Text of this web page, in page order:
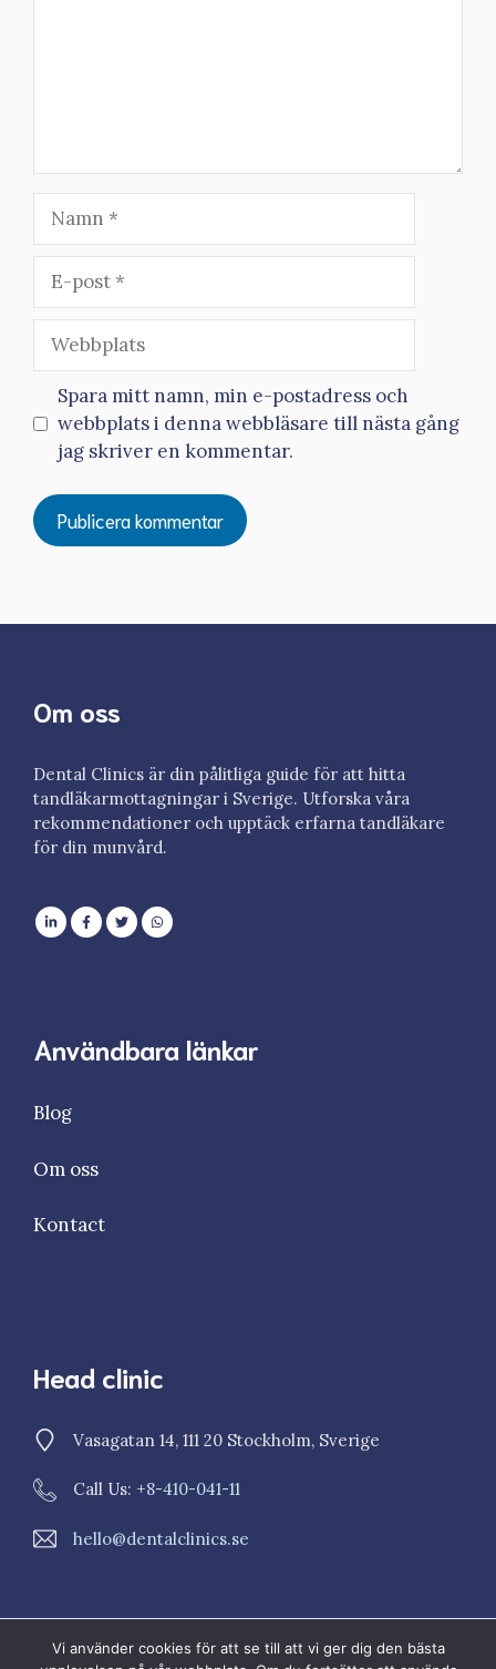
post
Webbplats
Spara mitt namn, min e-postadress och
webbplats i denna webbläsare till nästa gång
jag skriver en kommentar.
Om oss
Dental Clinics är din pålitliga guide för att hitta
tandläkarmottagningar i Sverige. Utforska våra
rekommendationer och upptäck erfarna tandläkare
för din munvård.
Användbara länkar
Blog
Om oss
Kontact
Head clinic
Vasagatan 14, 111 20 Stockholm, Sverige
Call Us: +8-410-041-11
hello@dentalclinics.se
© 2023 Dental Clinics
Vi använder cookies för att se till att vi ger dig den bästa